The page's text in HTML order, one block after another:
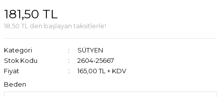
181,50 TL
18,50 TL den başlayan taksitlerle!
Kategori
SÜTYEN
Stok Kodu
2604-25667
Fiyat
165,00 TL + KDV
Beden